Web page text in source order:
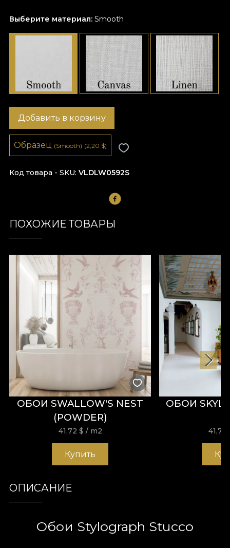
Выберите материал: Smooth
Код товара - SKU VLDLW0592S
Добавить в корзину
Образец (Smooth) (2,20 $)
ПОХОЖИЕ ТОВАРЫ
ОБОИ SWALLOW'S NEST
(POWDER)
41,72 $ / m2
Купить
ОБОИ
41,72
ОПИСАНИЕ
Обои Stylograph Stucco